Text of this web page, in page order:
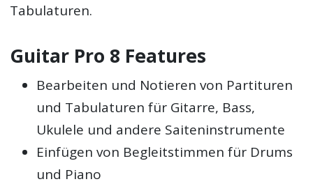
Tabulaturen.
Guitar Pro 8 Features
Bearbeiten und Notieren von Partituren
und Tabulaturen für Gitarre, Bass,
Ukulele und andere Saiteninstrumente
Einfügen von Begleitstimmen für Drums
und Piano